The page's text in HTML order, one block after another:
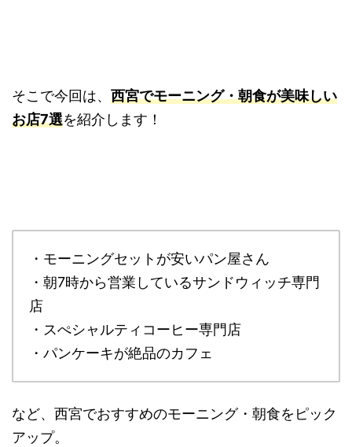
そこで今回は、 西宮でモーニング・朝食が美味しい
お店7選を紹介します！
・モーニングセットが安いパン屋さん
・朝7時から営業しているサンドウィッチ専門
店
・スぺシャルティコーヒー専門店
・パンケーキが絶品のカフェ
など、西宮でおすすめのモーニング・朝食をピック
アップ。